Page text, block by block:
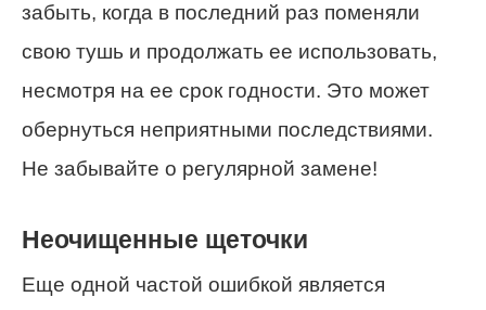
забыть, когда в последний раз поменяли
свою тушь и продолжать ее использовать,
несмотря на ее срок годности. Это может
обернуться неприятными последствиями.
Не забывайте о регулярной замене!
Неочищенные щеточки
Еще одной частой ошибкой является